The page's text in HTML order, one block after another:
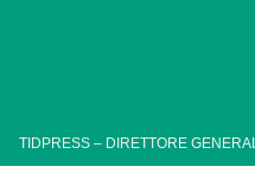
TIDPRESS – DIRETTORE